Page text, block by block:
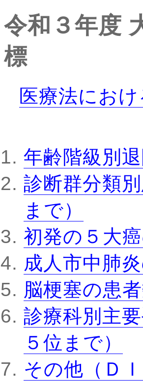
令和３年度
標
医療法にお
年齢階級別
診断群分類
まで）
初発の５大
成人市中肺
脳梗塞の患
診療科別主
５位まで）
その他（Ｄ